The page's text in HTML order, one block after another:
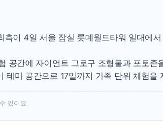
이란와이어 "이란
남동발전, 해남군에
황희 '폐버스 청년
폭염 누그러지고
사우디·튀르키예
측이 4일 서울 잠실 롯데월드타워 일대에
공간에 자이언트 그로구 조형물과 포토존
테마 공간으로 17일까지 가족 단위 체험을
있어요.